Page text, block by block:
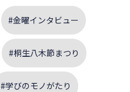
#金曜インタビュー
#桐生八木節まつり
#学びのモノがたり